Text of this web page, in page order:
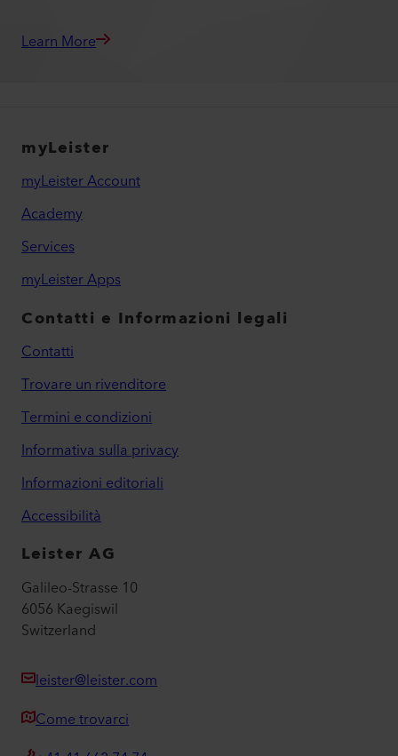
Learn More
myLeister
myLeister Account
Academy
Services
myLeister Apps
Contatti e Informazioni legali
Contatti
Trovare un rivenditore
Termini e condizioni
Informativa sulla privacy
Informazioni editoriali
Accessibilità
Leister AG
Galileo-Strasse 10
6056 Kaegiswil
Switzerland
leister@leister.com
Come trovarci